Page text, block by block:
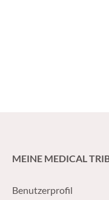
MEINE MEDICAL
Benutzerprofil